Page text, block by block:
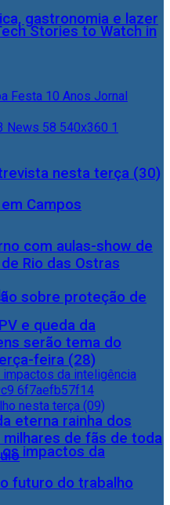
gastronomia e lazer
nesta terça (30)
Campos
sobre proteção de
impactos da
futuro do trabalho
Stories to Watch in
com aulas-show de
Rio das Ostras
e queda da
serão tema do
feira (28)
eterna rainha dos
milhares de fãs de toda